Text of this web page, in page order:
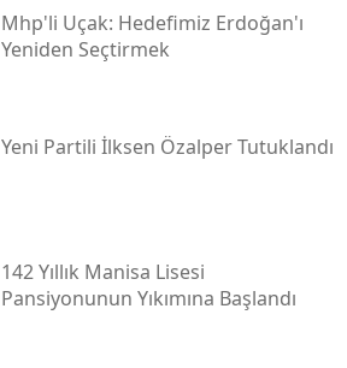
Mhp'li Uçak: Hedefimiz Erdoğan'ı
Yeniden Seçtirmek
Yeni̇ Partili İlksen Özalper Tutuklandı
142 Yıllık Manisa Lisesi
Pansiyonunun Yıkımına Başlandı